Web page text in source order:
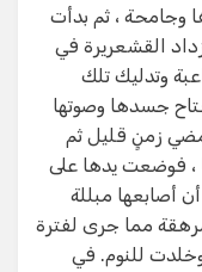
وجامحة ، ثم بدأت
القشعريرة في
وتدليك تلك
جسدها وصوتها
زمنٍ قليل ثم
فوضعت يدها على
مبللة
مما جرى لفترة
للنوم. في